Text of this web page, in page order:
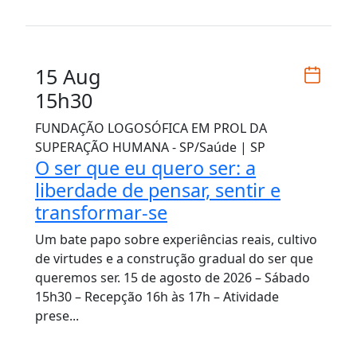
15 Aug
15h30
FUNDAÇÃO LOGOSÓFICA EM PROL DA
SUPERAÇÃO HUMANA - SP/Saúde | SP
O ser que eu quero ser: a
liberdade de pensar, sentir e
transformar-se
Um bate papo sobre experiências reais, cultivo
de virtudes e a construção gradual do ser que
queremos ser. 15 de agosto de 2026 – Sábado
15h30 – Recepção 16h às 17h – Atividade
prese...